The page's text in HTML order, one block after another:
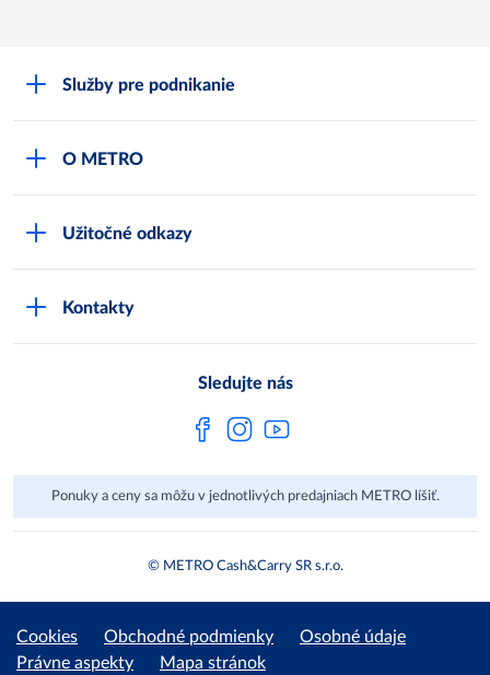
Služby pre podnikanie
Track & trace
O METRO
Užitočné odkazy
Kontakty
Sledujte nás
Ponuky a ceny sa môžu v jednotlivých predajniach METRO líšiť.
© METRO Cash&Carry SR s.r.o.
Cookies Obchodné podmienky
Osobné údaje
Právne aspekty
Mapa stránok